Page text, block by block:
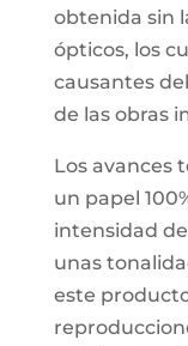
obtenida sin
ópticos, los
causantes
de las obras
Los avances
un papel
intensidad
unas
este